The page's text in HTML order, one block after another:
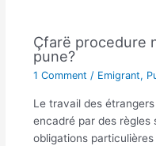
Çfarë procedure
pune?
1 Comment / Emigrant,
Le travail des
encadré par des règles
obligations